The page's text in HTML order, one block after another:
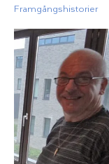
Framgångshistorier